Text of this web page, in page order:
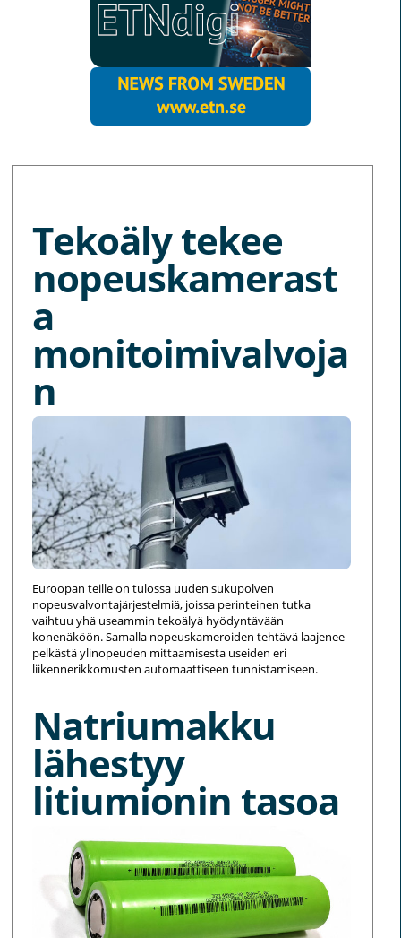
Tekoäly tekee
nopeuskamerast
a
monitoimivalvoja
n
Euroopan teille on tulossa uuden sukupolven
nopeusvalvontajärjestelmiä, joissa perinteinen tutka
vaihtuu yhä useammin tekoälyä hyödyntävään
konenäköön. Samalla nopeuskameroiden tehtävä laajenee
pelkästä ylinopeuden mittaamisesta useiden eri
liikennerikkomusten automaattiseen tunnistamiseen.
Natriumakku
lähestyy
litiumionin tasoa